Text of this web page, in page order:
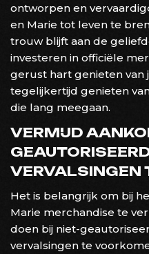
ontworpen en
en Marie tot leven te
trouw blijft aan de
investeren in officiële
gerust hart genieten van
tegelijkertijd genieten
die lang meegaan.
VERMIJD
VERVALSINGEN
Het is belangrijk om bij
Marie merchandise te
doen bij niet-
vervalsingen te